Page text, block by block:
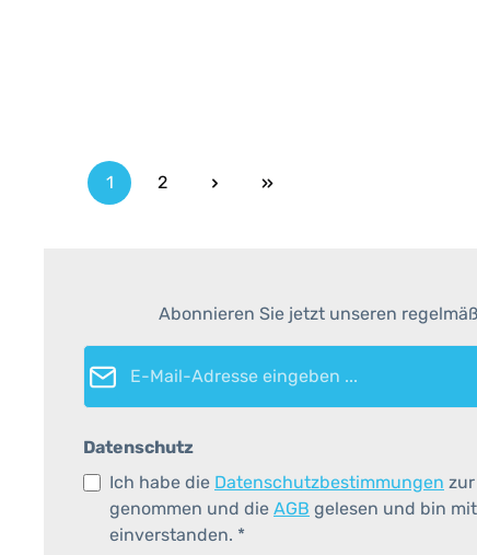
Seite
1
Seite
2
Abonnieren Sie jetzt unseren
E-Mail-Adresse*
Datenschutz
Ich habe die Datenschutzbestimmungen
genommen und die AGB gelesen und bin
einverstanden. *